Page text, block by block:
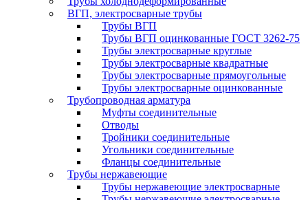
ВГП, электросварные трубы
Трубы ВГП
Трубы ВГП оцинкованные ГОСТ 3262-75
Трубы электросварные круглые
Трубы электросварные квадратные
Трубы электросварные прямоугольные
Трубы электросварные оцинкованные
Трубопроводная арматура
Муфты соединительные
Отводы
Тройники соединительные
Угольники соединительные
Фланцы соединительные
Трубы нержавеющие
Трубы нержавеющие электросварные